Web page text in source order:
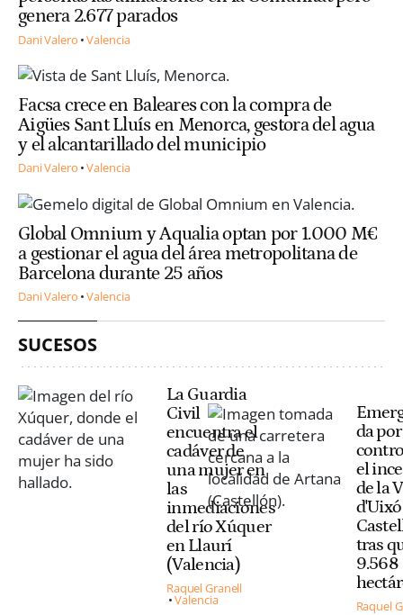
genera 2.677 parados
Dani Valero Valencia
Facsa crece en Baleares con la compra de
Aigües Sant Lluís en Menorca, gestora del agua
y el alcantarillado del municipio
Dani Valero Valencia
Global Omnium y Aqualia optan por 1.000 M€
a gestionar el agua del área metropolitana de
Barcelona durante 25 años
Dani Valero Valencia
SUCESOS
La Guardia
Civil
encuentra el
cadáver de
una mujer en
las
inmediaciones
del río Xúquer
en Llaurí
(Valencia)
Raquel Granell
Valencia
da por
el
de la
tras
9.568
Raquel